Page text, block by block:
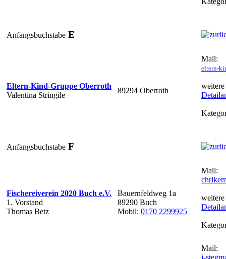
Anfangsbuchstabe E
Eltern-Kind-Gruppe Oberroth
Valentina Stringile
89294 Oberroth
Mail:
eltern-
Anfangsbuchstabe F
Fischereiverein 2020 Buch e.V.
1. Vorstand
Thomas Betz
Bauernfeldweg 1a
89290 Buch
Mobil: 0170 2299925
Mail:
Mail: